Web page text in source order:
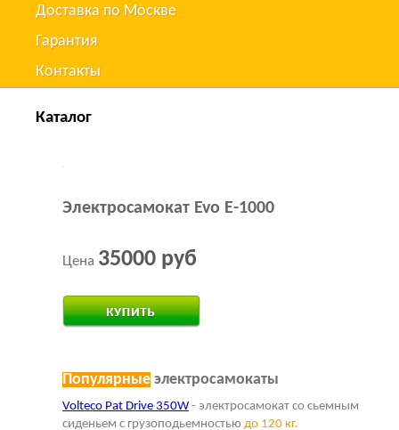
Доставка по Москве
Гарантия
Контакты
Каталог
Электросамокат Evo E-1000
Цена 35000 руб
Купить за 1 клик
Популярные электросамокаты
Volteco Pat Drive 350W - электросамокат со сьемным
сиденьем с грузоподьемностью до 120 кг.